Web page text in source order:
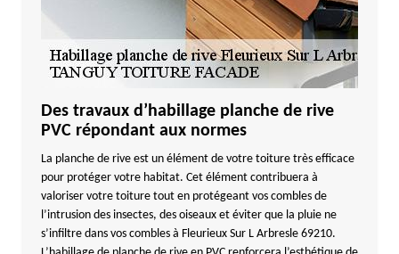
Des travaux d’habillage planche de rive
PVC répondant aux normes
La planche de rive est un élément de votre toiture très efficace
pour protéger votre habitat. Cet élément contribuera à
valoriser votre toiture tout en protégeant vos combles de
l’intrusion des insectes, des oiseaux et éviter que la pluie ne
s’infiltre dans vos combles à Fleurieux Sur L Arbresle 69210.